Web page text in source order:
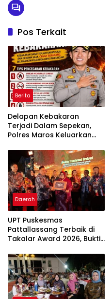
Pos Terkait
Berita
Delapan Kebakaran
Terjadi Dalam Sepekan,
Polres Maros Keluarkan
Masyarakat
Daerah
UPT Puskesmas
Pattallassang Terbaik di
Takalar Award 2026, Bukti
Pelayanan Kesehatan
Berkualitas